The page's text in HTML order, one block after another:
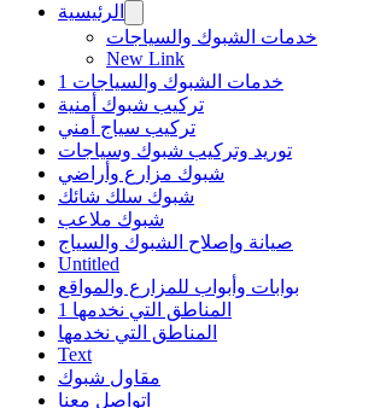
الرئيسية
خدمات الشبوك والسياجات
New Link
خدمات الشبوك والسياجات 1
تركيب شبوك أمنية
تركيب سياج أمني
توريد وتركيب شبوك وسياجات
شبوك مزارع وأراضي
شبوك سلك شائك
شبوك ملاعب
صيانة وإصلاح الشبوك والسياج
Untitled
بوابات وأبواب للمزارع والمواقع
المناطق التي نخدمها 1
المناطق التي نخدمها
Text
مقاول شبوك
اتواصل معنا